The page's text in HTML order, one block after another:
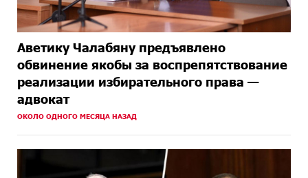
Аветику Чалабяну предъявлено
обвинение якобы за воспрепятствование
реализации избирательного права —
адвокат
ОКОЛО ОДНОГО МЕСЯЦА НАЗАД